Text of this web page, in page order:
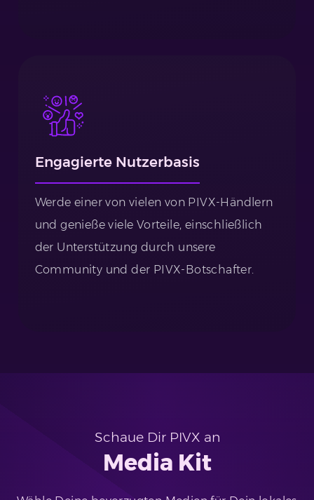
Engagierte Nutzerbasis
Werde einer von vielen von PIVX-Händlern
und genieße viele Vorteile, einschließlich
der Unterstützung durch unsere
Community und der PIVX-Botschafter.
Schaue Dir PIVX an
Media Kit